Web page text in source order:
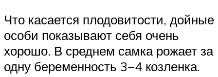
Что касается плодовитости, дойные
особи показывают себя очень
хорошо. В среднем самка рожает за
одну беременность 3−4 козленка.